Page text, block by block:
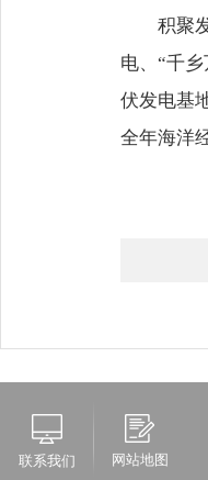
积聚
电、“千
伏发电基
全年海洋
联系我们 网站地图